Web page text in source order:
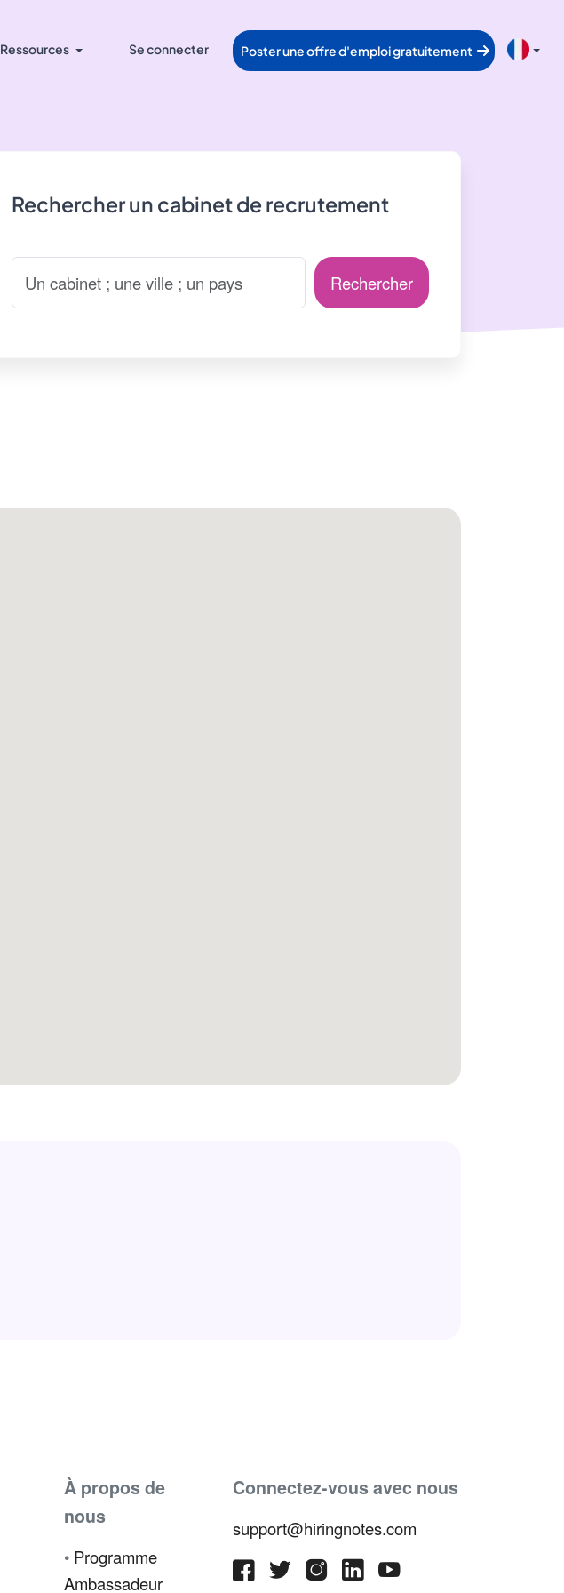
Ressources Se connecter Poster une offre d'emploi gratuitement
Rechercher un cabinet de recrutement
Rechercher
À propos de
nous
• Programme
Ambassadeur
Connectez-vous avec nous
support@hiringnotes.com